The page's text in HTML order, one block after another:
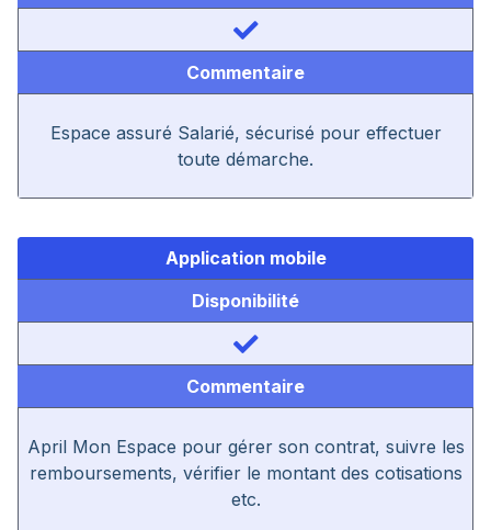
Commentaire
Espace assuré Salarié, sécurisé pour effectuer
toute démarche.
Application mobile
Disponibilité
Commentaire
April Mon Espace pour gérer son contrat, suivre les
remboursements, vérifier le montant des cotisations
etc.